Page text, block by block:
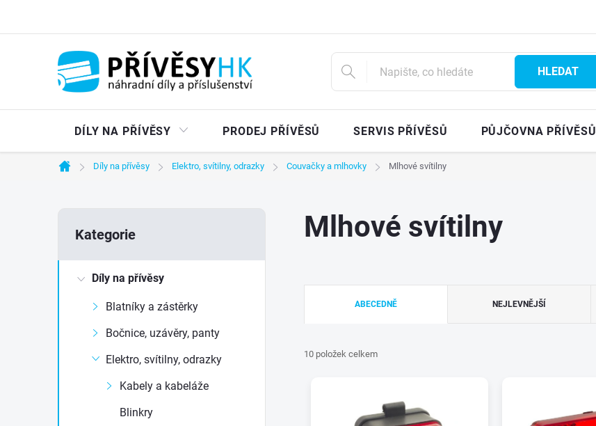
HLEDAT
DÍLY NA PŘÍVĚSY PRODEJ PŘÍVĚSŮ SERVIS PŘÍVĚSŮ PŮJČOVNA PŘÍVĚSŮ
Domů
Díly na přívěsy Elektro, svítilny, odrazky Couvačky a mlhovky Mlhové svítilny
o
kategorie
Kategorie
Díly na přívěsy
Blatníky a zástěrky
Bočnice, uzávěry, panty
Elektro, svítilny, odrazky
Kabely a kabeláže
Blinkry
Mlhové svítilny
ABECEDNĚ NEJLEVNĚJŠÍ
10 položek celkem